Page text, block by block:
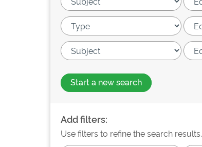
Start a new search
Add filters:
Use filters to refine the search results.